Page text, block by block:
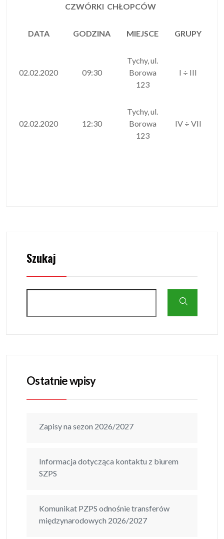
CZWÓRKI CHŁOPCÓW
DATA GODZINA MIEJSCE GRUPY
02.02.2020 09:30
Tychy, ul.
Borowa
123
I ÷ III
02.02.2020 12:30
Tychy, ul.
Borowa
123
IV ÷ VII
Szukaj
Ostatnie wpisy
Zapisy na sezon 2026/2027
Informacja dotycząca kontaktu z biurem
SZPS
Komunikat PZPS odnośnie transferów
międzynarodowych 2026/2027